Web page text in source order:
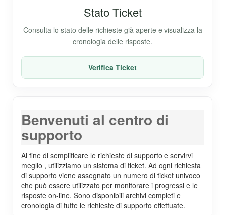
Stato Ticket
Consulta lo stato delle richieste già aperte e visualizza la
cronologia delle risposte.
Verifica Ticket
Benvenuti al centro di
supporto
Al fine di semplificare le richieste di supporto e servirvi
meglio , utilizziamo un sistema di ticket. Ad ogni richiesta
di supporto viene assegnato un numero di ticket univoco
che può essere utilizzato per monitorare i progressi e le
risposte on-line. Sono disponibili archivi completi e
cronologia di tutte le richieste di supporto effettuate.